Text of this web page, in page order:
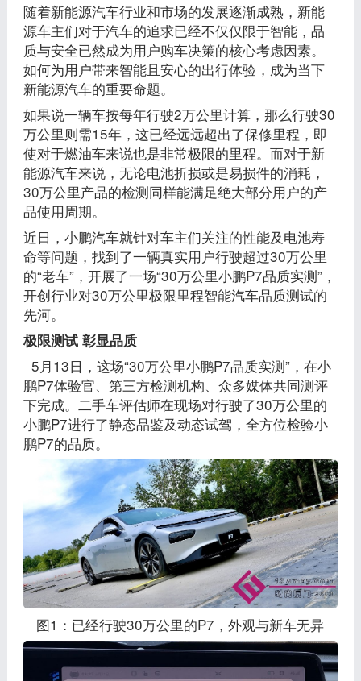
随着新能源汽车行业和市场的发展逐渐成熟，新能
源车主们对于汽车的追求已经不仅仅限于智能，品
质与安全已然成为用户购车决策的核心考虑因素。
如何为用户带来智能且安心的出行体验，成为当下
新能源汽车的重要命题。
如果说一辆车按每年行驶2万公里计算，那么行驶30
万公里则需15年，这已经远远超出了保修里程，即
使对于燃油车来说也是非常极限的里程。而对于新
能源汽车来说，无论电池折损或是易损件的消耗，
30万公里产品的检测同样能满足绝大部分用户的产
品使用周期。
近日，小鹏汽车就针对车主们关注的性能及电池寿
命等问题，找到了一辆真实用户行驶超过30万公里
的“老车”，开展了一场“30万公里小鹏P7品质实测”，
开创行业对30万公里极限里程智能汽车品质测试的
先河。
极限测试 彰显品质
5月13日，这场“30万公里小鹏P7品质实测”，在小
鹏P7体验官、第三方检测机构、众多媒体共同测评
下完成。二手车评估师在现场对行驶了30万公里的
小鹏P7进行了静态品鉴及动态试驾，全方位检验小
鹏P7的品质。
图1：已经行驶30万公里的P7，外观与新车无异